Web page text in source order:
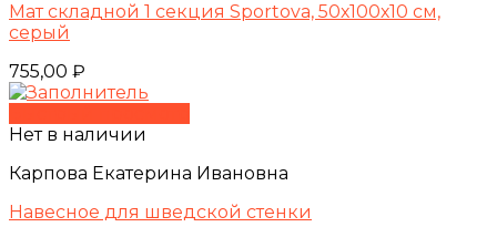
Мат складной 1 секция Sportova, 50х100х10 см,
серый
755,00 ₽
Нет в наличии
Карпова Екатерина Ивановна
Навесное для шведской стенки